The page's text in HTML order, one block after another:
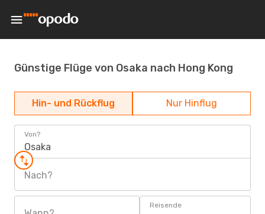
Günstige Flüge von Osaka nach Hong Kong
Hin- und Rückflug Nur Hinflug
Von?
Osaka
Nach?
Reisende